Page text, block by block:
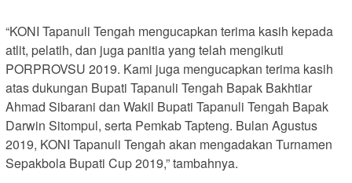
“KONI Tapanuli Tengah mengucapkan terima kasih kepada
atlit, pelatih, dan juga panitia yang telah mengikuti
PORPROVSU 2019. Kami juga mengucapkan terima kasih
atas dukungan Bupati Tapanuli Tengah Bapak Bakhtiar
Ahmad Sibarani dan Wakil Bupati Tapanuli Tengah Bapak
Darwin Sitompul, serta Pemkab Tapteng. Bulan Agustus
2019, KONI Tapanuli Tengah akan mengadakan Turnamen
Sepakbola Bupati Cup 2019,” tambahnya.